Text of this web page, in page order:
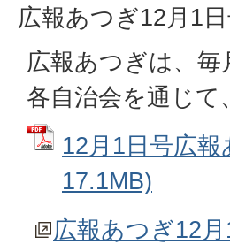
広報あつぎ12月1
広報あつぎは、
各自治会を通じ
12月1日号広
17.1MB)
広報あつぎ12